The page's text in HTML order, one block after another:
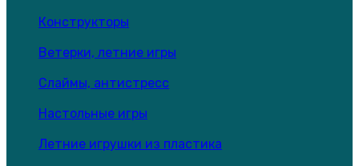
Конструкторы
Ветерки, летние игры
Слаймы, антистресс
Настольные игры
Летние игрушки из пластика